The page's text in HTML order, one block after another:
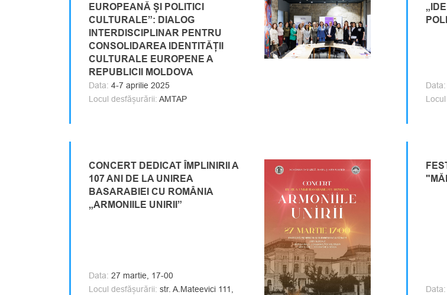
EUROPEANĂ ȘI POLITICI
CULTURALE”: DIALOG
INTERDISCIPLINAR PENTRU
CONSOLIDAREA IDENTITĂȚII
CULTURALE EUROPENE A
REPUBLICII MOLDOVA
Data: 4-7 aprilie 2025
Locul desfășurării: AMTAP
Data:
CONCERT DEDICAT ÎMPLINIRII A
107 ANI DE LA UNIREA
BASARABIEI CU ROMÂNIA
„ARMONIILE UNIRII”
Data: 27 martie, 17-00
Locul desfășurării: str. A.Mateevici 111,
Data: